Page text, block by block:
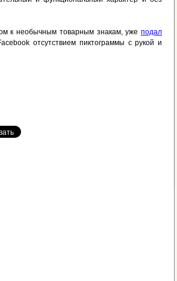
к необычным товарным знакам, уже подал
отсутствием пиктограммы с рукой и